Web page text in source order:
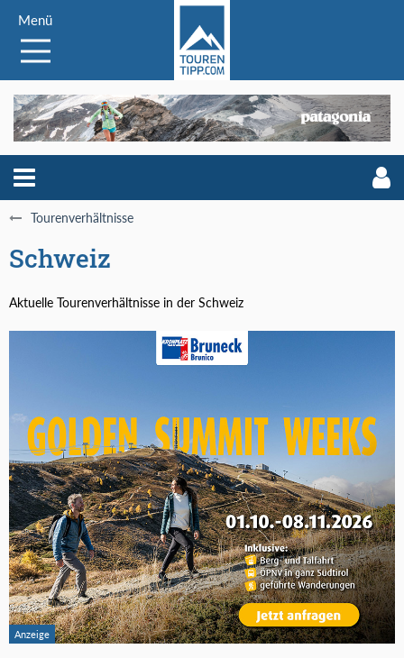
Menü
Tourenverhältnisse
Schweiz
Aktuelle Tourenverhältnisse in der Schweiz